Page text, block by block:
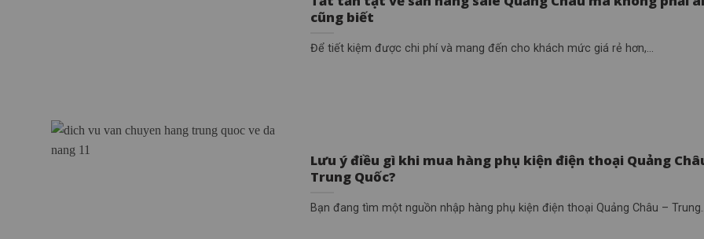
cũng biết
Để tiết kiệm được chi phí và mang đến cho khách mức giá rẻ hơn,...
Lưu ý điều gì khi mua hàng phụ kiện điện thoại Quảng
Trung Quốc?
Bạn đang tìm một nguồn nhập hàng phụ kiện điện thoại Quảng Châu –